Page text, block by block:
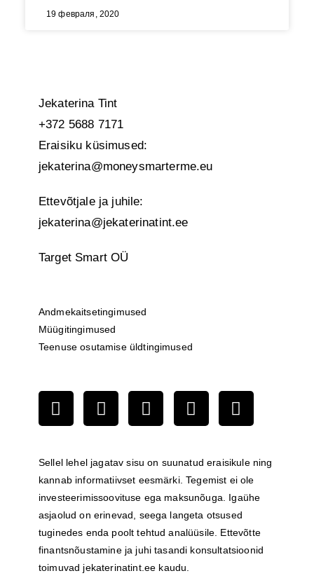
19 февраля, 2020
Jekaterina Tint
+372 5688 7171
Eraisiku küsimused:
jekaterina@moneysmarterme.eu
Ettevõtjale ja juhile:
jekaterina@jekaterinatint.ee
Target Smart OÜ
Andmekaitsetingimused
Müügitingimused
Teenuse osutamise üldtingimused
Sellel lehel jagatav sisu on suunatud eraisikule ning
kannab informatiivset eesmärki. Tegemist ei ole
investeerimissoovituse ega maksunõuga. Igaühe
asjaolud on erinevad, seega langeta otsused
tuginedes enda poolt tehtud analüüsile. Ettevõtte
finantsnõustamine ja juhi tasandi konsultatsioonid
toimuvad jekaterinatint.ee kaudu.